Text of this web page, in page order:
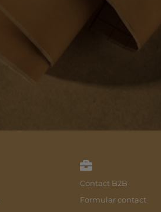
Contact B2B
Formular contact